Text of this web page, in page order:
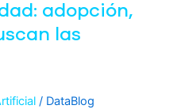
adopción,
las
/ DataBlog